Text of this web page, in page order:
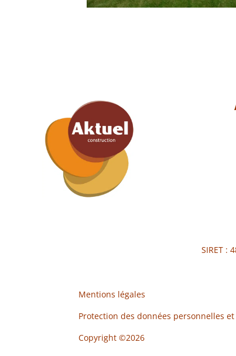
SIRET :
Mentions légales
Protection des données personnelles et
Copyright ©2026